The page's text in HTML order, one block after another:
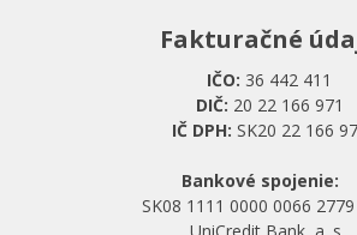
Fakturačné
IČO: 36 442 411
DIČ: 20 22 166 971
IČ DPH: SK20 22 166
Bankové spojenie:
SK08 1111 0000 0066
UniCredit Bank, a. s.